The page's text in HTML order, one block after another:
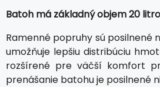
Batoh má základný objem 20
Ramenné popruhy sú
umožňuje lepšiu distribúciu
rozšírené pre väčší komfort
prenášanie batohu je posilnené